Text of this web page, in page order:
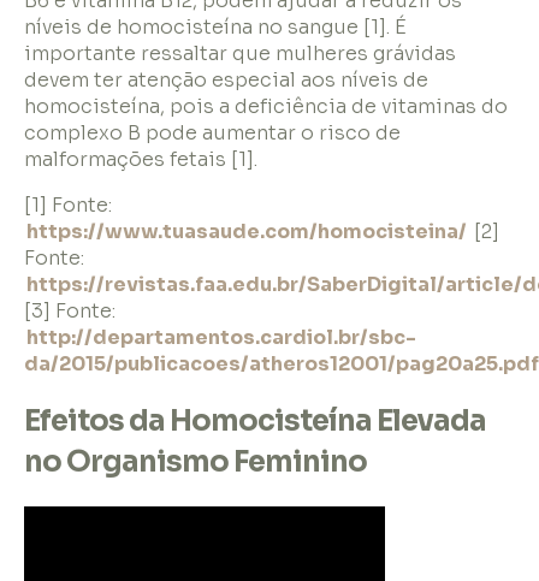
níveis de homocisteína no sangue [1]. É
importante ressaltar que mulheres grávidas
devem ter atenção especial aos níveis de
homocisteína, pois a deficiência de vitaminas do
complexo B pode aumentar o risco de
malformações fetais [1].
[1] Fonte:
https://www.tuasaude.com/homocisteina/ [2]
Fonte:
https://revistas.faa.edu.br/SaberDigital/article/
[3] Fonte:
http://departamentos.cardiol.br/sbc-
da/2015/publicacoes/atheros12001/pag20a25.pdf
Efeitos da Homocisteína Elevada
no Organismo Feminino